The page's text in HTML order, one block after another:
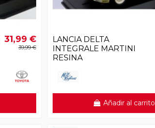
31,99 €
39,99 €
LANCIA DELTA
INTEGRALE MARTINI
RESINA
Añadir al carrito